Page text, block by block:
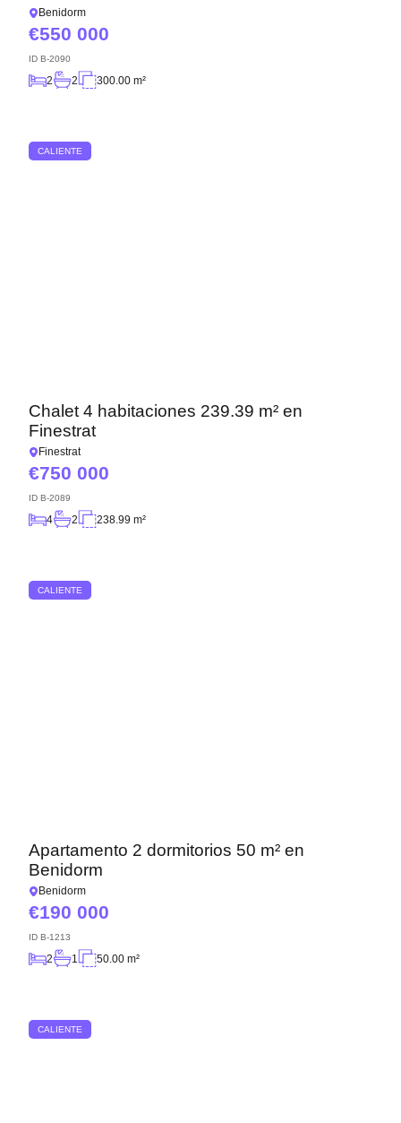
Benidorm
550 000
ID B-2090
2 2 300.00 m²
CALIENTE
Chalet 4 habitaciones 239.39 m² en
Finestrat
Finestrat
750 000
ID B-2089
4 2 238.99 m²
CALIENTE
Apartamento 2 dormitorios 50 m² en
Benidorm
Benidorm
190 000
ID B-1213
2 1 50.00 m²
CALIENTE